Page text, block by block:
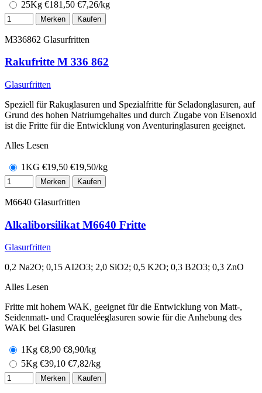
25Kg €181,50 €7,26/kg
Merken Kaufen
M336862 Glasurfritten
Rakufritte M 336 862
Glasurfritten
Speziell für Rakuglasuren und Spezialfritte für Seladonglasuren, auf
Grund des hohen Natriumgehaltes und durch Zugabe von Eisenoxid
ist die Fritte für die Entwicklung von Aventuringlasuren geeignet.
Alles Lesen
1KG €19,50 €19,50/kg
Merken Kaufen
M6640 Glasurfritten
Alkaliborsilikat M6640 Fritte
Glasurfritten
0,2 Na2O; 0,15 AI2O3; 2,0 SiO2; 0,5 K2O; 0,3 B2O3; 0,3 ZnO
Alles Lesen
Fritte mit hohem WAK, geeignet für die Entwicklung von Matt-,
Seidenmatt- und Craqueléeglasuren sowie für die Anhebung des
WAK bei Glasuren
1Kg €8,90 €8,90/kg
5Kg €39,10 €7,82/kg
Merken Kaufen